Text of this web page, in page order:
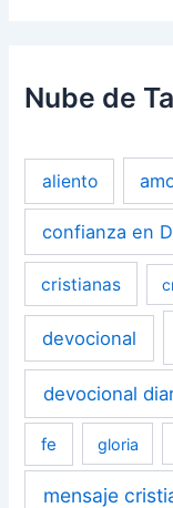
Nube de
aliento
confianza en
cristianas
devocional
devocional
fe gloria
mensaje